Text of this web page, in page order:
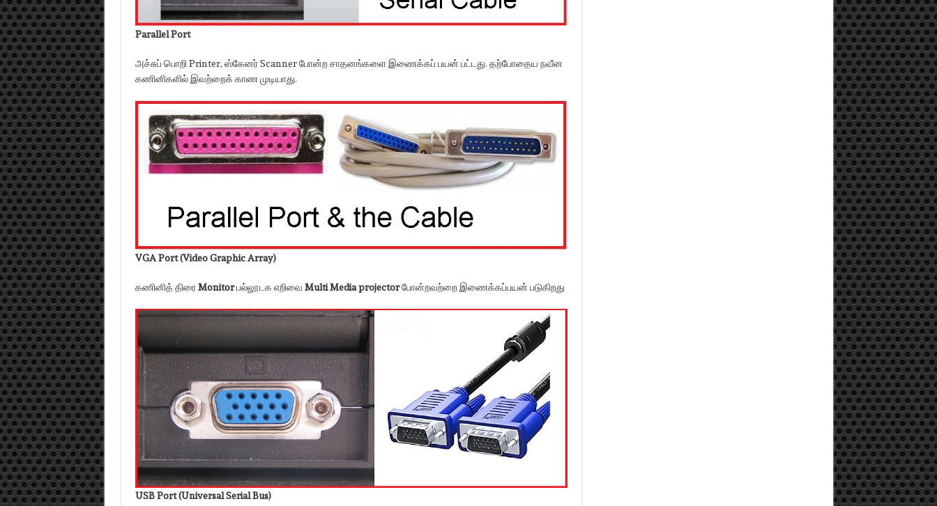
Parallel Port
அச்சுப் பொறி Printer, ஸ்கேனர் Scanner போன்ற சாதனங்களை இணைக்கப் பயன் பட்டது. தற்போதைய நவீன
கணினிகளில் இவற்றைக் காண முடியாது.
VGA Port(Video Graphic Array)
கணினித் திரைMonitorபல்லூடக எறிவை Multi Media projectorபோன்றவற்றை இணைக்கப்பயன் படுகிறது
USB Port (Universal Serial Bus)